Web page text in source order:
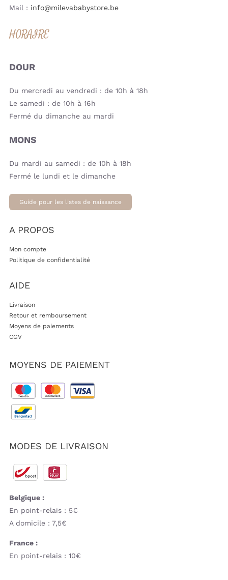
Mail : info@milevababystore.be
HORAIRE
DOUR
Du mercredi au vendredi : de 10h à 18h
Le samedi : de 10h à 16h
Fermé du dimanche au mardi
MONS
Du mardi au samedi : de 10h à 18h
Fermé le lundi et le dimanche
Guide pour les listes de naissance
A PROPOS
Mon compte
Politique de confidentialité
AIDE
Livraison
Retour et remboursement
Moyens de paiements
CGV
MOYENS DE PAIEMENT
MODES DE LIVRAISON
Belgique :
En point-relais : 5€
A domicile : 7,5€
France :
En point-relais : 10€